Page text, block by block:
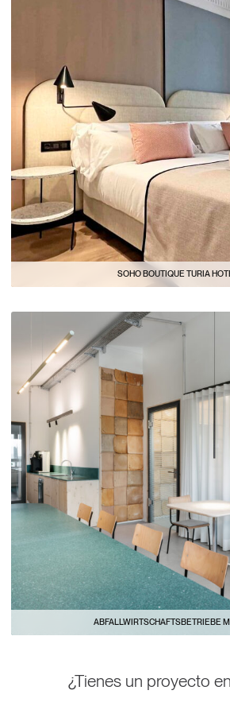
SOHO BOUTIQUE TURIA
ABFALLWIRTSCHAFTSBETRIEBE
¿Tienes un proyecto